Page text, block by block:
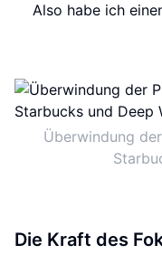
Also habe ich
Überwindung
Die Kraft des